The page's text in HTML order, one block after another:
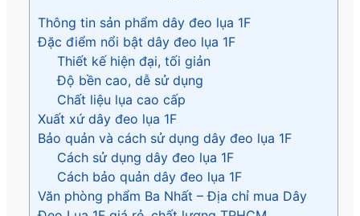
Thông tin sản phẩm dây đeo lụa 1F
Đặc điểm nổi bật dây đeo lụa 1F
Thiết kế hiện đại, tối giản
Độ bền cao, dễ sử dụng
Chất liệu lụa cao cấp
Xuất xứ dây đeo lụa 1F
Bảo quản và cách sử dụng dây đeo lụa 1F
Cách sử dụng dây đeo lụa 1F
Cách bảo quản dây đeo lụa 1F
Văn phòng phẩm Ba Nhất – Địa chỉ mua Dây